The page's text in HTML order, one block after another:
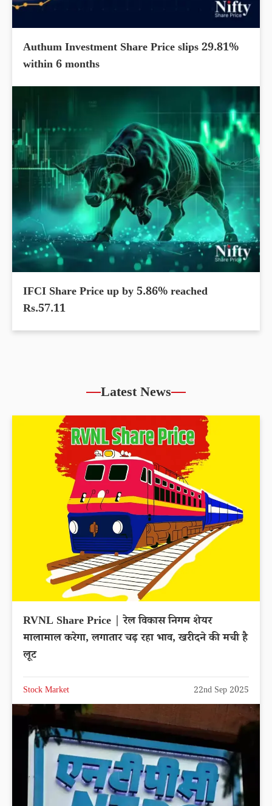
Authum Investment Share Price slips 29.81%
within 6 months
IFCI Share Price up by 5.86% reached
Rs.57.11
Latest News
RVNL Share Price | रेल विकास निगम शेयर
मालामाल करेगा, लगातार चढ़ रहा भाव, खरीदने की मची है
लूट
Stock Market 22nd Sep 2025